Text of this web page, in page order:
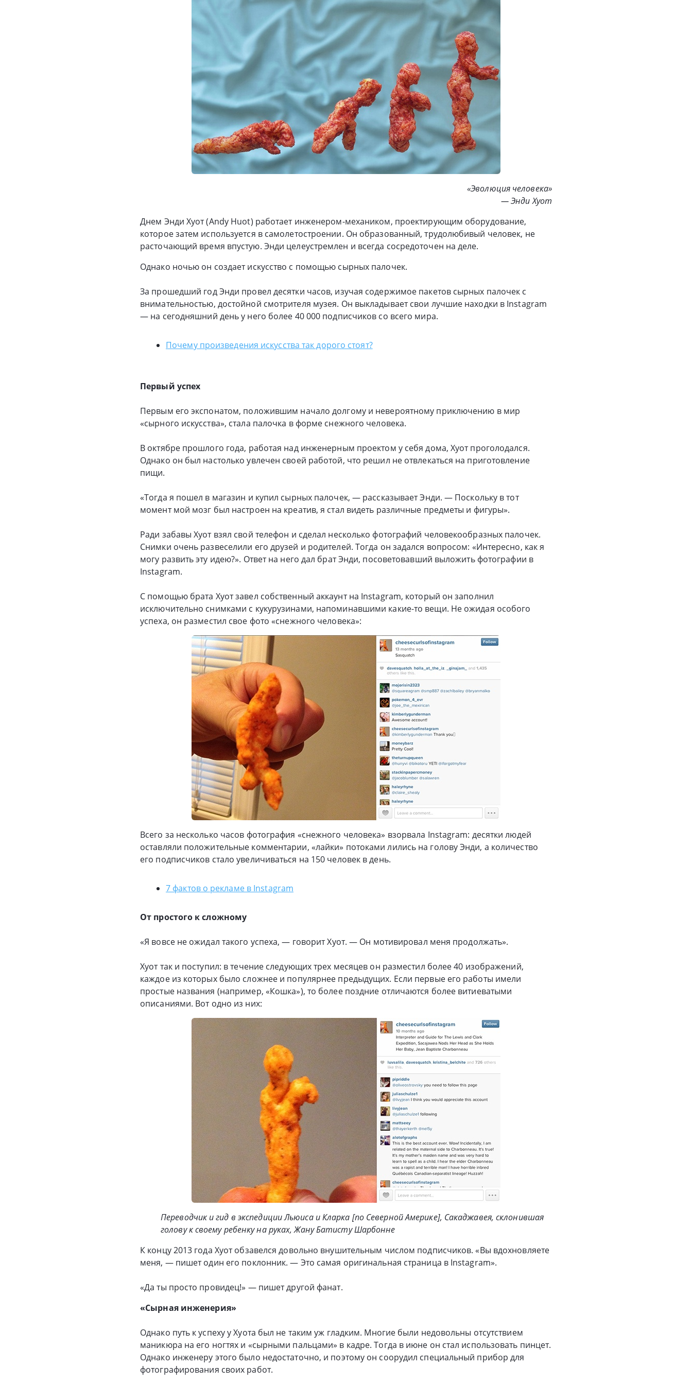
«Эволюция человека»
— Энди Хуот
Днем Энди Хуот (Andy Huot) работает инженером-механиком, проектирующим оборудование,
которое затем используется в самолетостроении. Он образованный, трудолюбивый человек, не
расточающий время впустую. Энди целеустремлен и всегда сосредоточен на деле.
Однако ночью он создает искусство с помощью сырных палочек.
За прошедший год Энди провел десятки часов, изучая содержимое пакетов сырных палочек с
внимательностью, достойной смотрителя музея. Он выкладывает свои лучшие находки в Instagram
— на сегодняшний день у него более 40 000 подписчиков со всего мира.
Почему произведения искусства так дорого стоят?
Первый успех
Первым его экспонатом, положившим начало долгому и невероятному приключению в мир
«сырного искусства», стала палочка в форме снежного человека.
В октябре прошлого года, работая над инженерным проектом у себя дома, Хуот проголодался.
Однако он был настолько увлечен своей работой, что решил не отвлекаться на приготовление
пищи.
«Тогда я пошел в магазин и купил сырных палочек, — рассказывает Энди. — Поскольку в тот
момент мой мозг был настроен на креатив, я стал видеть различные предметы и фигуры».
Ради забавы Хуот взял свой телефон и сделал несколько фотографий человекообразных палочек.
Снимки очень развеселили его друзей и родителей. Тогда он задался вопросом: «Интересно, как я
могу развить эту идею?». Ответ на него дал брат Энди, посоветовавший выложить фотографии в
Instagram.
С помощью брата Хуот завел собственный аккаунт на Instagram, который он заполнил
исключительно снимками с кукурузинами, напоминавшими какие-то вещи. Не ожидая особого
успеха, он разместил свое фото «снежного человека»:
Всего за несколько часов фотография «снежного человека» взорвала Instagram: десятки людей
оставляли положительные комментарии, «лайки» потоками лились на голову Энди, а количество
его подписчиков стало увеличиваться на 150 человек в день.
7 фактов о рекламе в Instagram
От простого к сложному
«Я вовсе не ожидал такого успеха, — говорит Хуот. — Он мотивировал меня продолжать».
Хуот так и поступил: в течение следующих трех месяцев он разместил более 40 изображений,
каждое из которых было сложнее и популярнее предыдущих. Если первые его работы имели
простые названия (например, «Кошка»), то более поздние отличаются более витиеватыми
описаниями. Вот одно из них:
Переводчик и гид в экспедиции Льюиса и Кларка [по Северной Америке], Сакаджавея, склонившая
голову к своему ребенку на руках, Жану Батисту Шарбонне
К концу 2013 года Хуот обзавелся довольно внушительным числом подписчиков. «Вы вдохновляете
меня, — пишет один его поклонник. — Это самая оригинальная страница в Instagram».
«Да ты просто провидец!» — пишет другой фанат.
«Сырная инженерия»
Однако путь к успеху у Хуота был не таким уж гладким. Многие были недовольны отсутствием
маникюра на его ногтях и «сырными пальцами» в кадре. Тогда в июне он стал использовать пинцет.
Однако инженеру этого было недостаточно, и поэтому он соорудил специальный прибор для
фотографирования своих работ.